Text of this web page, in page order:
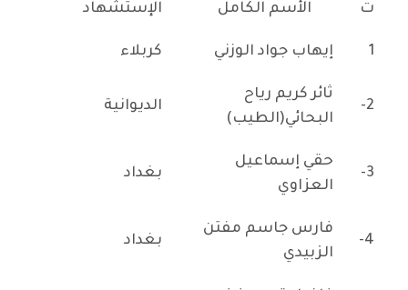
ت الأسم الكامل الإستشهاد
1 إيهاب جواد الوزني كربلاء
2-
ثائر كريم رياح
البحائي(الطيب)
الديوانية
3-
حقي إسماعيل
العزاوي
بغداد
4-
فارس جاسم مفتن
الزبيدي
بغداد